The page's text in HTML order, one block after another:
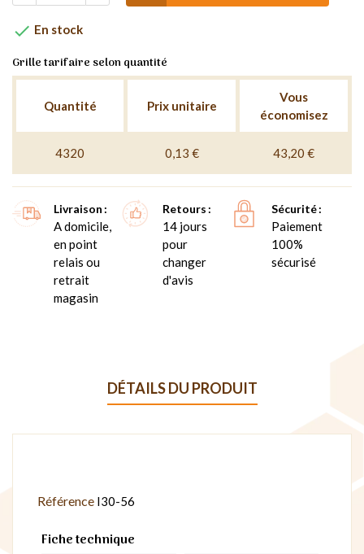
 En stock
Grille tarifaire selon quantité
Quantité Prix unitaire
Vous
économisez
4320 0,13 € 43,20 €
Livraison
A domicile,
en point
relais ou
retrait
magasin
Retours
14 jours
pour
changer
d'avis
Sécurité
Paiement
100%
sécurisé
DÉTAILS DU PRODUIT
Référence I30-56
Fiche technique